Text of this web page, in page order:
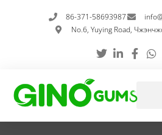
содержимому
86-371-58693987
No.6, Yuying Road,